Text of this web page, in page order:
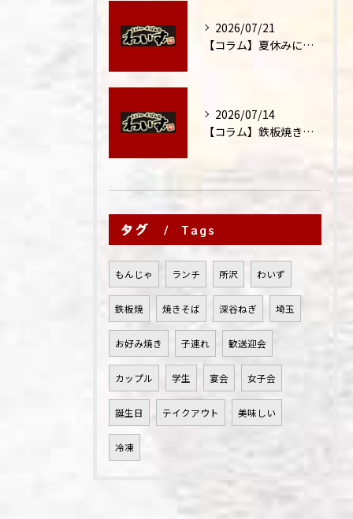
2026/07/21
【コラム】夏休みに家族外食が増える理由
2026/07/14
【コラム】鉄板焼きが"コミュニケーション飯"と呼ばれる理由
タグ Tags
もんじゃ ランチ 所沢 わいず
鉄板焼 焼きそば 深谷ねぎ 埼玉
お好み焼き 子連れ 歓送迎会
カップル 学生 宴会 女子会
誕生日 テイクアウト 美味しい
冷凍